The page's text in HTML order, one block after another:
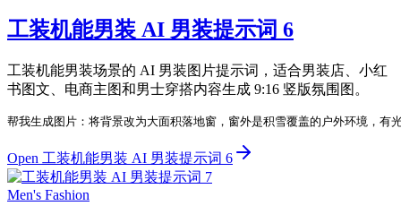
工装机能男装 AI 男装提示词 6
工装机能男装场景的 AI 男装图片提示词，适合男装店、小红
书图文、电商主图和男士穿搭内容生成 9:16 竖版氛围图。
帮我生成图片：将背景改为大面积落地窗，窗外是积雪覆盖的户外环境，
Open 工装机能男装 AI 男装提示词 6
Men's Fashion